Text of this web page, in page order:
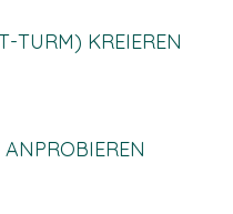
TURM) KREIEREN